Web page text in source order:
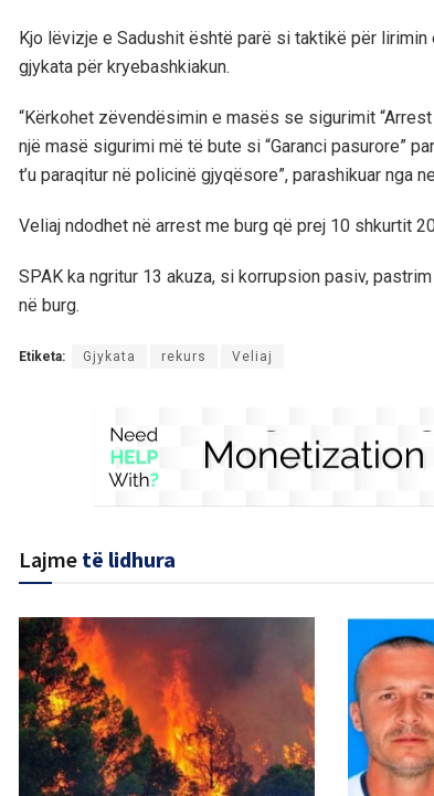
Kjo lëvizje e Sadushit është parë si taktikë për
gjykata për kryebashkiakun.
“Kërkohet zëvendësimin e masës se sigurimit
një masë sigurimi më të bute si “Garanci pasurore”
t’u paraqitur në policinë gjyqësore”, parashikuar nga
Veliaj ndodhet në arrest me burg që prej 10 shkurtit
SPAK ka ngritur 13 akuza, si korrupsion pasiv,
në burg.
Etiketa: Gjykata rekurs Veliaj
Lajme të lidhura